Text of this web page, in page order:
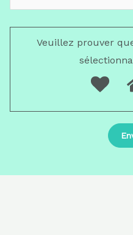
Veuillez prouver